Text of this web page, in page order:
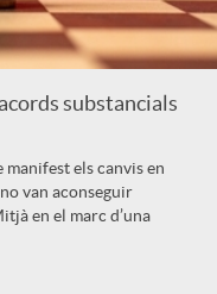
substancials
manifest els canvis en
van aconseguir
en el marc d’una